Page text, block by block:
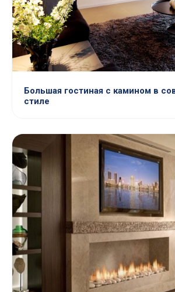
Большая гостиная с камином в
стиле